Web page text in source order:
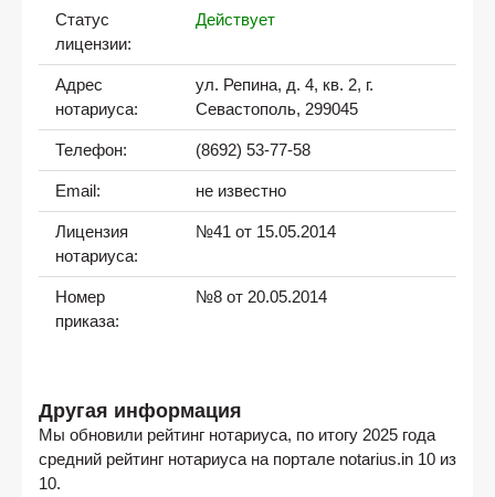
Статус
лицензии:
Действует
Адрес
нотариуса:
ул. Репина, д. 4, кв. 2, г.
Севастополь, 299045
Телефон: (8692) 53-77-58
Email: не известно
Лицензия
нотариуса:
№41 от 15.05.2014
Номер
приказа:
№8 от 20.05.2014
Другая информация
Мы обновили рейтинг нотариуса, по итогу 2025 года
средний рейтинг нотариуса на портале notarius.in 10 из
10.